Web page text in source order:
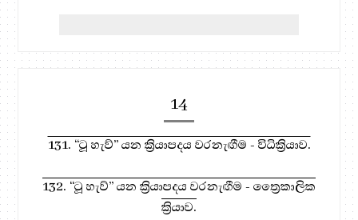
14
131. “ටූ හැව්” යන ක්‍රියාපදය වරනැඟීම - විධික්‍රියාව.
132. “ටූ හැව්” යන ක්‍රියාපදය වරනැඟීම - ත්‍රෛකාලික
ක්‍රියාව.